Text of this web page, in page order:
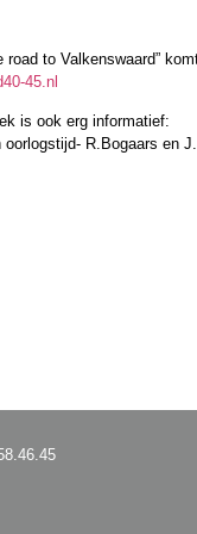
road to Valkenswaard”
45.nl
is ook erg informatief:
oorlogstijd- R.Bogaars en